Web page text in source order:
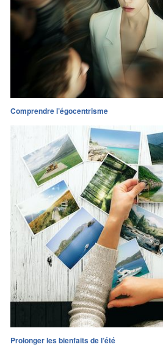
Comprendre l’égocentrisme
Prolonger les bienfaits de l’été